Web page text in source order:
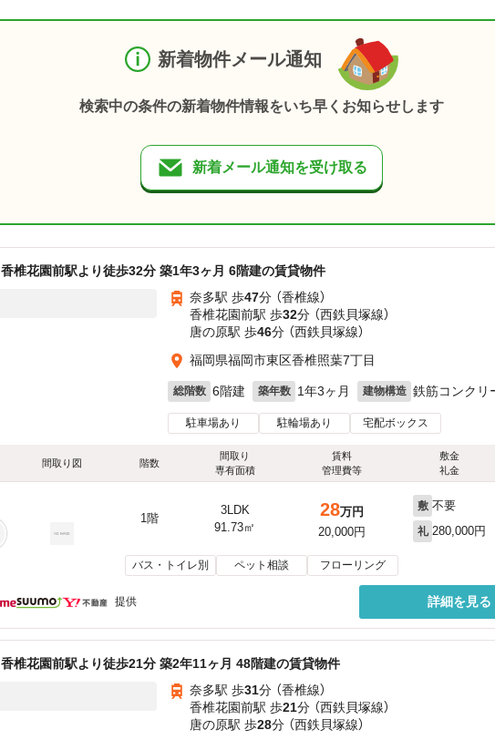
新着物件メール通知
検索中の条件の新着物件情報をいち早くお知らせします
新着メール通知を受け取る
香椎花園前駅より徒歩32分 築1年3ヶ月 6階建の賃貸物件
奈多駅 歩47分 （香椎線）
香椎花園前駅 歩32分 （西鉄貝塚線）
唐の原駅 歩46分 （西鉄貝塚線）
福岡県福岡市東区香椎照葉7丁目
総階数 6階建 築年数 1年3ヶ月 建物構造 鉄筋コンクリ
駐車場あり 駐輪場あり 宅配ボックス
間取り図 階数
間取り
専有面積
賃料
管理費等
敷金
礼金
1階
3LDK
91.73㎡
28万円
20,000円
敷 不要
礼 280,000円
バス・トイレ別 ペット相談 フローリング
提供 詳細を見る
香椎花園前駅より徒歩21分 築2年11ヶ月 48階建の賃貸物件
奈多駅 歩31分 （香椎線）
香椎花園前駅 歩21分 （西鉄貝塚線）
唐の原駅 歩28分 （西鉄貝塚線）